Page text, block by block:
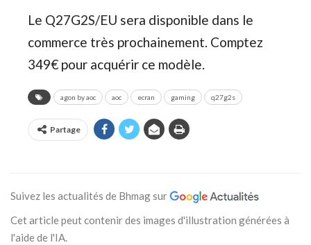
Le Q27G2S/EU sera disponible dans le
commerce très prochainement. Comptez
349€ pour acquérir ce modèle.
agon by aoc aoc ecran gaming q27g2s
Partage
Suivez les actualités de Bhmag sur
Cet article peut contenir des images d'illustration générées à
l'aide de l'IA.